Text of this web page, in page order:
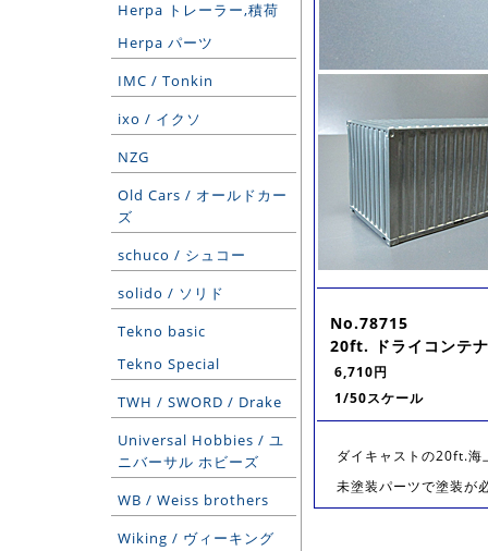
Herpa トレーラー,積荷
Herpa パーツ
IMC / Tonkin
ixo / イクソ
NZG
Old Cars / オールドカー
ズ
schuco / シュコー
solido / ソリド
Tekno basic
Tekno Special
TWH / SWORD / Drake
Universal Hobbies / ユ
ニバーサル ホビーズ
WB / Weiss brothers
Wiking / ヴィーキング
No.78715
20ft. ドライコンテ
6,710円
1/50スケール
ダイキャストの20ft.海
未塗装パーツで塗装が